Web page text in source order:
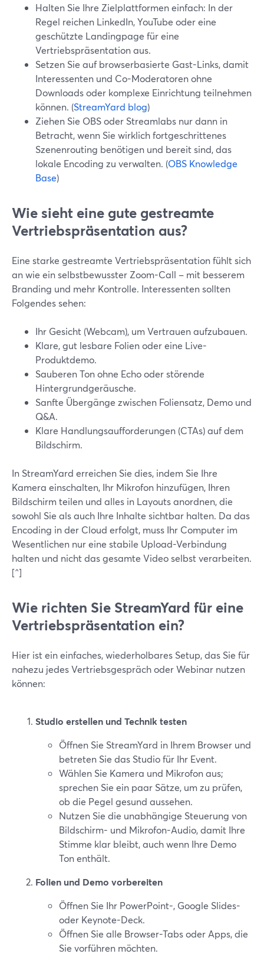
Halten Sie Ihre Zielplattformen einfach: In der
Regel reichen LinkedIn, YouTube oder eine
geschützte Landingpage für eine
Vertriebspräsentation aus.
Setzen Sie auf browserbasierte Gast-Links, damit
Interessenten und Co-Moderatoren ohne
Downloads oder komplexe Einrichtung teilnehmen
können. (StreamYard blog)
Ziehen Sie OBS oder Streamlabs nur dann in
Betracht, wenn Sie wirklich fortgeschrittenes
Szenenrouting benötigen und bereit sind, das
lokale Encoding zu verwalten. (OBS Knowledge
Base)
Wie sieht eine gute gestreamte
Vertriebspräsentation aus?
Eine starke gestreamte Vertriebspräsentation fühlt sich
an wie ein selbstbewusster Zoom-Call – mit besserem
Branding und mehr Kontrolle. Interessenten sollten
Folgendes sehen:
Ihr Gesicht (Webcam), um Vertrauen aufzubauen.
Klare, gut lesbare Folien oder eine Live-
Produktdemo.
Sauberen Ton ohne Echo oder störende
Hintergrundgeräusche.
Sanfte Übergänge zwischen Foliensatz, Demo und
Q&A.
Klare Handlungsaufforderungen (CTAs) auf dem
Bildschirm.
In StreamYard erreichen Sie dies, indem Sie Ihre
Kamera einschalten, Ihr Mikrofon hinzufügen, Ihren
Bildschirm teilen und alles in Layouts anordnen, die
sowohl Sie als auch Ihre Inhalte sichtbar halten. Da das
Encoding in der Cloud erfolgt, muss Ihr Computer im
Wesentlichen nur eine stabile Upload-Verbindung
halten und nicht das gesamte Video selbst verarbeiten.
[^]
Wie richten Sie StreamYard für eine
Vertriebspräsentation ein?
Hier ist ein einfaches, wiederholbares Setup, das Sie für
nahezu jedes Vertriebsgespräch oder Webinar nutzen
können:
Studio erstellen und Technik testen
Öffnen Sie StreamYard in Ihrem Browser und
betreten Sie das Studio für Ihr Event.
Wählen Sie Kamera und Mikrofon aus;
sprechen Sie ein paar Sätze, um zu prüfen,
ob die Pegel gesund aussehen.
Nutzen Sie die unabhängige Steuerung von
Bildschirm- und Mikrofon-Audio, damit Ihre
Stimme klar bleibt, auch wenn Ihre Demo
Ton enthält.
Folien und Demo vorbereiten
Öffnen Sie Ihr PowerPoint-, Google Slides-
oder Keynote-Deck.
Öffnen Sie alle Browser-Tabs oder Apps, die
Sie vorführen möchten.